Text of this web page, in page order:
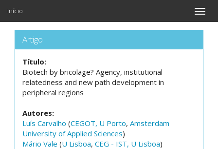
Toggle
Início
Artigo
Título:
Biotech by bricolage? Agency, institutional
relatedness and new path development in
peripheral regions
Autores:
Luís Carvalho (CEGOT, U Porto, Amsterdam
University of Applied Sciences)
Mário Vale (U Lisboa, CEG - IST, U Lisboa)